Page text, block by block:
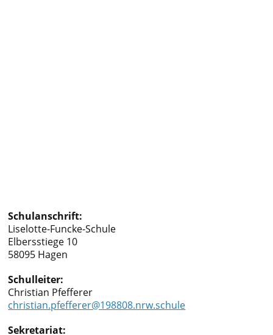
Schulanschrift:
Liselotte-Funcke-Schule
Elbersstiege 10
58095 Hagen
Schulleiter:
Christian Pfefferer
christian.pfefferer@198808.nrw.schule
Sekretariat: